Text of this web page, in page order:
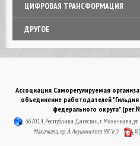
ЦИФРОВАЯ ТРАНСФОРМАЦИЯ
ДРУГОЕ
Ассоциация Саморегулируемая
объединение работодателей
федерального округа"
367014, Республика Дагестан, г. Махачкала,
Махачкала, пр. А. Акушинского 98 "е")
8